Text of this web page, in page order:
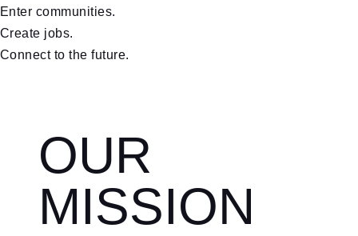
Enter communities.
Create jobs.
Connect to the future.
OUR
MISSION